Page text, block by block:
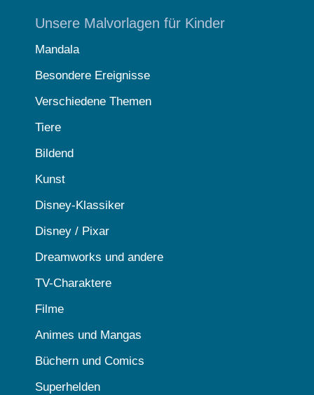
Unsere Malvorlagen für Kinder
Mandala
Besondere Ereignisse
Verschiedene Themen
Tiere
Bildend
Kunst
Disney-Klassiker
Disney / Pixar
Dreamworks und andere
TV-Charaktere
Filme
Animes und Mangas
Büchern und Comics
Superhelden